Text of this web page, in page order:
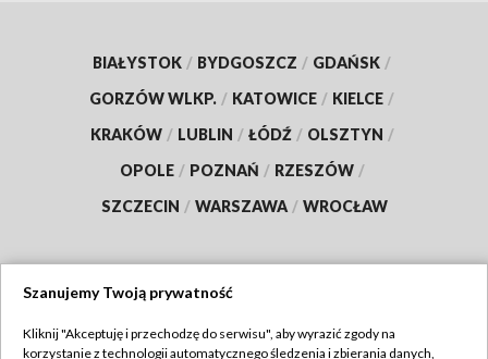
BIAŁYSTOK / BYDGOSZCZ / GDAŃSK /
GORZÓW WLKP. / KATOWICE / KIELCE /
KRAKÓW / LUBLIN / ŁÓDŹ / OLSZTYN /
OPOLE / POZNAŃ / RZESZÓW /
SZCZECIN / WARSZAWA / WROCŁAW
Szanujemy Twoją prywatność
Kliknij "Akceptuję i przechodzę do serwisu", aby wyrazić zgody na
korzystanie z technologii automatycznego śledzenia i zbierania danych,